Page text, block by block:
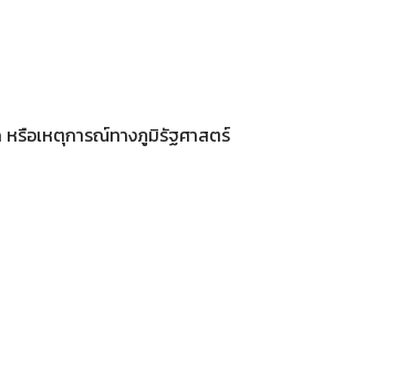
หรือเหตุการณ์ทางภูมิรัฐศาสตร์